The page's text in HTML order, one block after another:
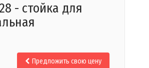
- стойка для
Предложить свою цену